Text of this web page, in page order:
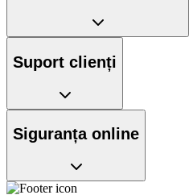
Suport clienți
Siguranța online